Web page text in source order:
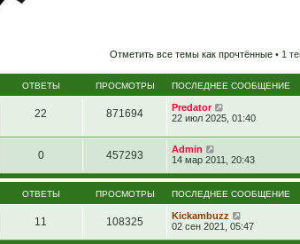
Отметить все темы как прочтённые • 1
ОТВЕТЫ ПРОСМОТРЫ ПОСЛЕДНЕЕ СООБЩЕНИЕ
22 871694
Predator
22 июл 2025, 01:40
0 457293
Admin
14 мар 2011, 20:43
ОТВЕТЫ ПРОСМОТРЫ ПОСЛЕДНЕЕ СООБЩЕНИЕ
11 108325
Kickambuzz
02 сен 2021, 05:47